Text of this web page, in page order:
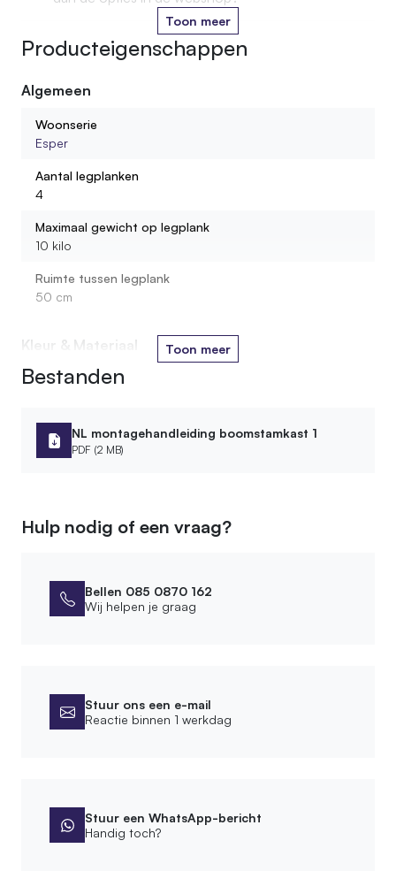
Kan ik de stam in een kleur laten oliën die past bij
mijn interieur?
Toon meer
Producteigenschappen
Algemeen
Woonserie
Esper
Aantal legplanken
4
Maximaal gewicht op legplank
10 kilo
Ruimte tussen legplank
50 cm
Kleur & Materiaal
Materiaal
Houtsoort stam
Loofhout
Hoogte kast
250 cm
Wandmontage
Bevestigingsmateriaal meegeleverd
Bewerking
Toon meer
Bestanden
NL montagehandleiding boomstamkast 1
PDF (2 MB)
Hulp nodig of een vraag?
Bellen 085 0870 162
Wij helpen je graag
Stuur ons een e-mail
Reactie binnen 1 werkdag
Stuur een WhatsApp-bericht
Handig toch?